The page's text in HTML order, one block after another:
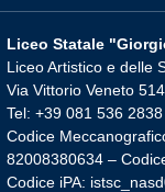
Liceo Statale
Liceo Artistico e delle
Via Vittorio Veneto
Tel: +39 081 536
Codice
82008380634 –
Codice iPA: